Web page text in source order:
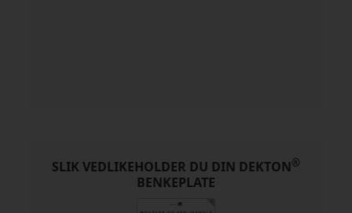
SLIK VEDLIKEHOLDER DU DIN DEKTON®
BENKEPLATE